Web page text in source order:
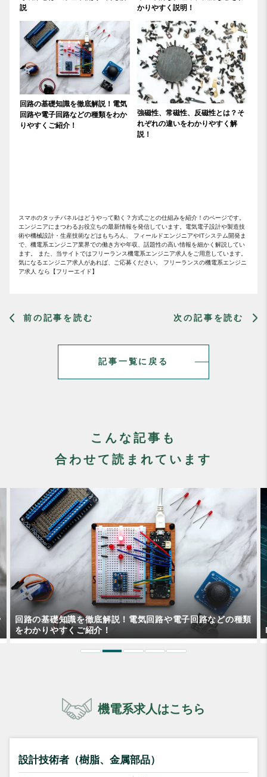
説
かりやすく説明！
回路の基礎知識を徹底解説！電気
回路や電子回路などの種類をわか
りやすくご紹介！
強磁性、常磁性、反磁性とは？そ
れぞれの違いをわかりやすく解
説！
スマホのタッチパネルはどうやって動く？方式ごとの仕組みを紹介！のページです。
エンジニアにまつわるお役立ちの最新情報を発信しています。電気電子設計や製造技
術や機械設計・生産技術などはもちろん、 フィールドエンジニアやITシステム開発ま
で、機電系エンジニア業界での働き方や年収、話題性の高い情報を細かく解説してい
ます。 また、当サイトではフリーランス機電系エンジニア求人をご用意しています。
気になるエンジニア求人があれば、ご応募ください。 フリーランスの機電系エンジニ
ア求人 なら【フリーエイド】
前の記事を読む
記事一覧に戻る
次の記事を読む
こんな記事も
合わせて読まれています
MEMSはLSIとどう違う？半導体としての特徴や使用例とは
機電系求人はこちら
設計技術者（樹脂、金属部品）